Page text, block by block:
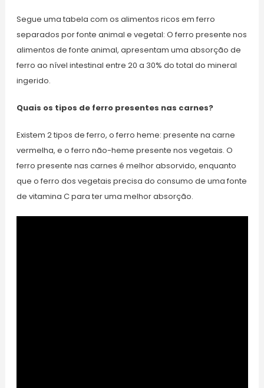
Segue uma tabela com os alimentos ricos em ferro
separados por fonte animal e vegetal: O ferro presente nos
alimentos de fonte animal, apresentam uma absorção de
ferro ao nível intestinal entre 20 a 30% do total do mineral
ingerido.
Quais os tipos de ferro presentes nas carnes?
Existem 2 tipos de ferro, o ferro heme: presente na carne
vermelha, e o ferro não-heme presente nos vegetais. O
ferro presente nas carnes é melhor absorvido, enquanto
que o ferro dos vegetais precisa do consumo de uma fonte
de vitamina C para ter uma melhor absorção.